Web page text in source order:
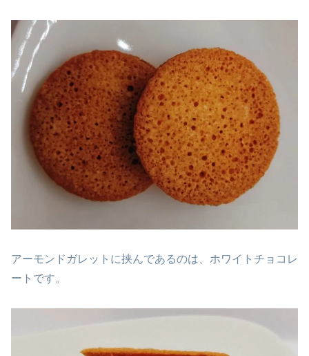
アーモンドガレットに挟んであるのは、ホワイトチョコレ
ートです。